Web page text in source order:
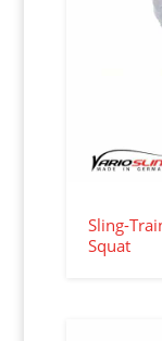
Sling-
Squat